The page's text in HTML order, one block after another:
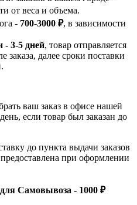
от веса и объема.
- 700-3000 ₽, в зависимости
- 3-5 дней, товар отправляется
заказа, далее сроки поставки
ваш заказ в офисе нашей
если товар был заказан до
до пункта выдачи заказов
при оформлении
Самовывоза - 1000 ₽